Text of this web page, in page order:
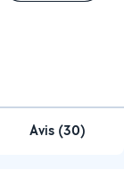
Avis (30)